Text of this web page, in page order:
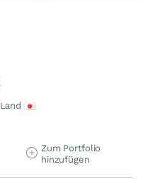
Land
Zum Portfolio
hinzufügen